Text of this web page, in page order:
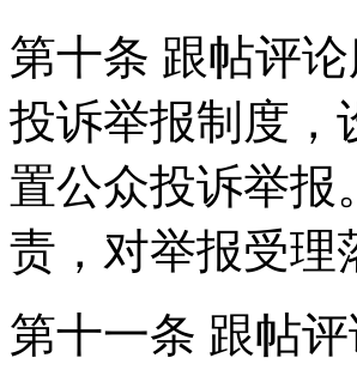
第十条 跟帖评
投诉举报制度，
置公众投诉举报
责，对举报受理
第十一条 跟帖